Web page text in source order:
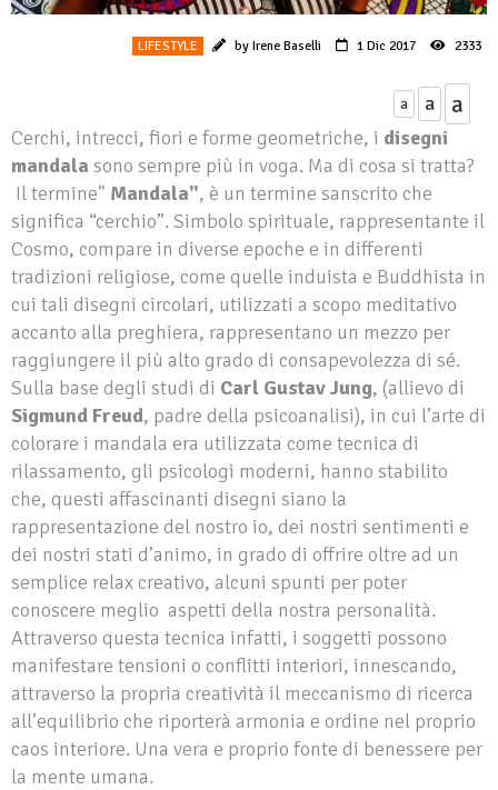
LIFESTYLE by Irene Baselli 1 Dic 2017 2333
a a a
Cerchi, intrecci, fiori e forme geometriche, i disegni
mandala sono sempre più in voga. Ma di cosa si tratta?
Il termine" Mandala", è un termine sanscrito che
significa “cerchio”. Simbolo spirituale, rappresentante il
Cosmo, compare in diverse epoche e in differenti
tradizioni religiose, come quelle induista e Buddhista in
cui tali disegni circolari, utilizzati a scopo meditativo
accanto alla preghiera, rappresentano un mezzo per
raggiungere il più alto grado di consapevolezza di sé.
Sulla base degli studi di Carl Gustav Jung, (allievo di
Sigmund Freud, padre della psicoanalisi), in cui l’arte di
colorare i mandala era utilizzata come tecnica di
rilassamento, gli psicologi moderni, hanno stabilito
che, questi affascinanti disegni siano la
rappresentazione del nostro io, dei nostri sentimenti e
dei nostri stati d’animo, in grado di offrire oltre ad un
semplice relax creativo, alcuni spunti per poter
conoscere meglio aspetti della nostra personalità.
Attraverso questa tecnica infatti, i soggetti possono
manifestare tensioni o conflitti interiori, innescando,
attraverso la propria creatività il meccanismo di ricerca
all’equilibrio che riporterà armonia e ordine nel proprio
caos interiore. Una vera e proprio fonte di benessere per
la mente umana.